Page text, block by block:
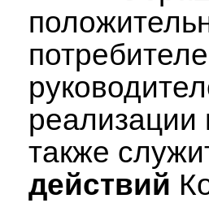
также
действий